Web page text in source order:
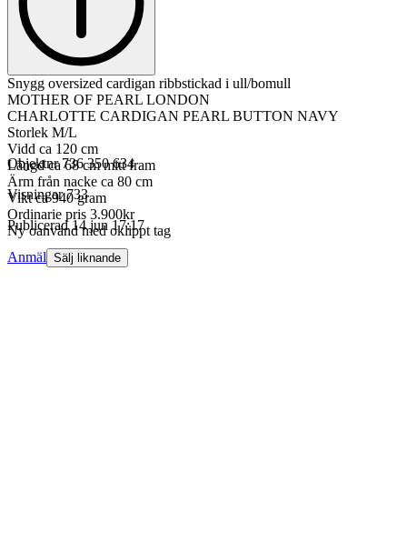
Snygg oversized cardigan ribbstickad i ull/bomull
MOTHER OF PEARL LONDON
CHARLOTTE CARDIGAN PEARL BUTTON NAVY
Storlek M/L
Vidd ca 120 cm
Längd ca 68 cm mitt fram
Ärm från nacke ca 80 cm
Vikt ca 940 gram
Ordinarie pris 3.900kr
Ny oanvänd med oklippt tag
Objektnr 736 350 634
Visningar 733
Publicerad 14 jun 17:17
Anmäl Sälj liknande